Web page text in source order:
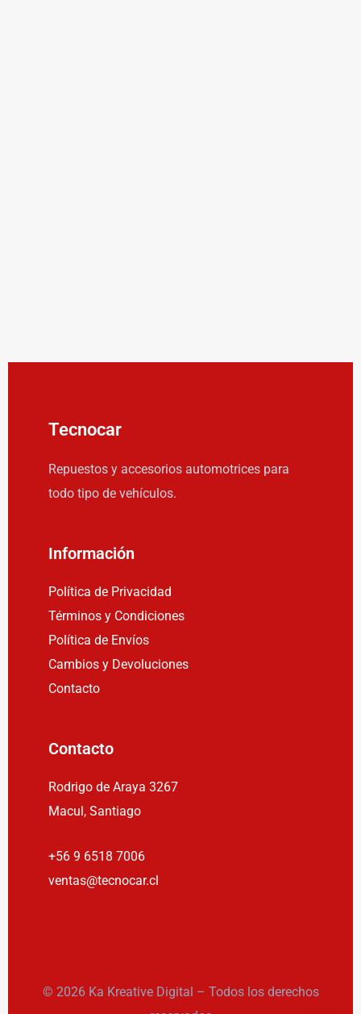
Tecnocar
Repuestos y accesorios automotrices para
todo tipo de vehículos.
Información
Política de Privacidad
Términos y Condiciones
Política de Envíos
Cambios y Devoluciones
Contacto
Contacto
Rodrigo de Araya 3267
Macul, Santiago
+56 9 6518 7006
ventas@tecnocar.cl
© 2026 Ka Kreative Digital – Todos los derechos